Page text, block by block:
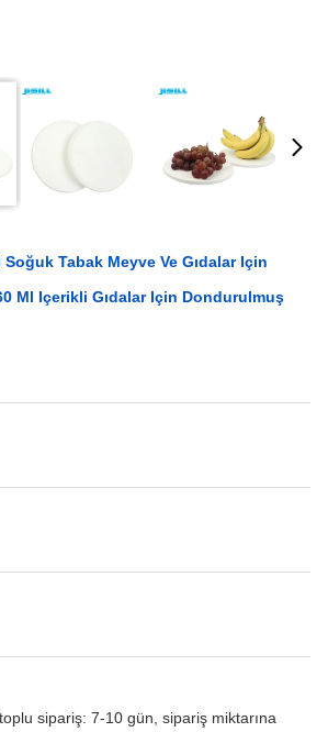
Tabak Meyve Ve Gıdalar Için
Ml Içerikli Gıdalar Için Dondurulmuş
sipariş: 7-10 gün, sipariş miktarına